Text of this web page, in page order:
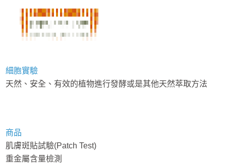
細胞實驗
天然、安全、有效的植物進行發酵或是其他天然萃取方法
商品
肌膚斑貼試驗(Patch Test)
重金屬含量檢測